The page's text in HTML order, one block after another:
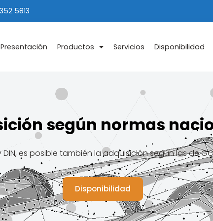
5813
Presentación Productos Servicios Disponibilidad
según normas
es posible también la adquisición según las de GOST,
Disponibilidad